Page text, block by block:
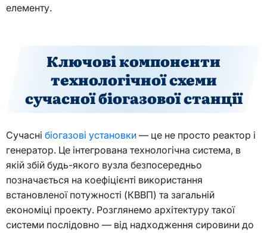
елементу.
Ключові компоненти
технологічної схеми
сучасної біогазової станції
Сучасні біогазові установки — це не просто реактор і
генератор. Це інтегрована технологічна система, в
якій збій будь-якого вузла безпосередньо
позначається на коефіцієнті використання
встановленої потужності (КВВП) та загальній
економіці проекту. Розглянемо архітектуру такої
системи послідовно — від надходження сировини до